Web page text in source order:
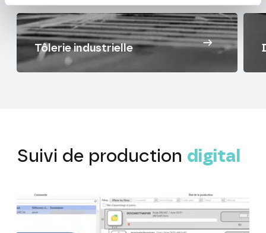
Tôlerie industrielle
Suivi de production digital